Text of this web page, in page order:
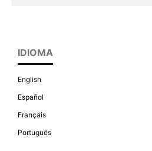
IDIOMA
English
Español
Français
Português